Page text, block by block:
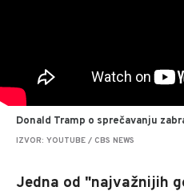
Donald Tramp o sprečavanju
IZVOR: YOUTUBE / CBS NEWS
Jedna od "najvažnijih